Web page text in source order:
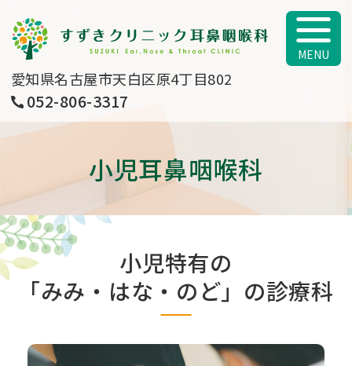
すずきクリニ
愛知県名古屋市天白区原4丁目802
052-806-3317
小児耳鼻咽喉科
小児特有の
「みみ・はな・のど」の診療科